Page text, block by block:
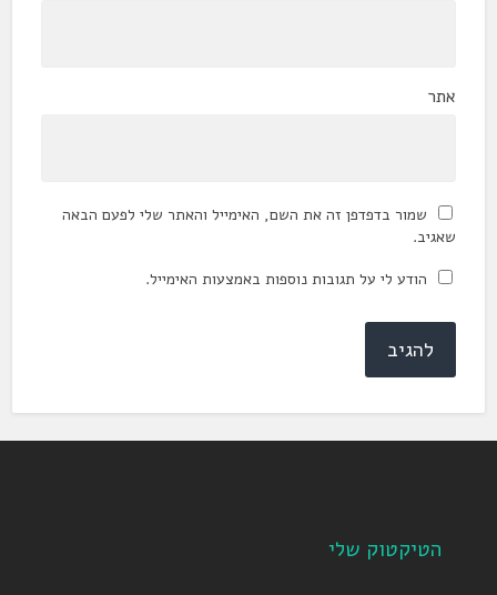
אתר
שמור בדפדפן זה את השם, האימייל והאתר שלי לפעם הבאה
שאגיב.
הודע לי על תגובות נוספות באמצעות האימייל.
הטיקטוק שלי